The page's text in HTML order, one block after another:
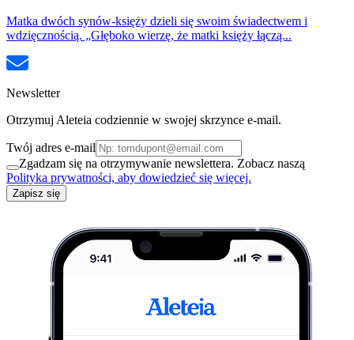
Matka dwóch synów-księży dzieli się swoim świadectwem i
wdzięcznością. „Głęboko wierzę, że matki księży łączą...
Newsletter
Otrzymuj Aleteia codziennie w swojej skrzynce e-mail.
Twój adres e-mail
Zgadzam się na otrzymywanie newslettera. Zobacz naszą
Polityka prywatności, aby dowiedzieć się więcej.
Zapisz się